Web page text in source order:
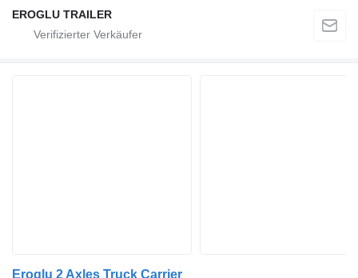
EROGLU TRAILER
Eroglu 2 Axles Truck Carrier